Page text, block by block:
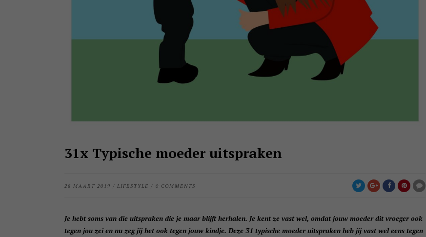
31x Typische moeder uitspraken
28 MAART 2019 / LIFESTYLE / 0 COMMENTS
Je hebt soms van die uitspraken die je maar blijft herhalen. Je kent ze vast wel, omdat jouw moeder dit vroeger ook
tegen jou zei en nu zeg jij het ook tegen jouw kindje. Deze 31 typische moeder uitspraken heb jij vast wel eens tegen